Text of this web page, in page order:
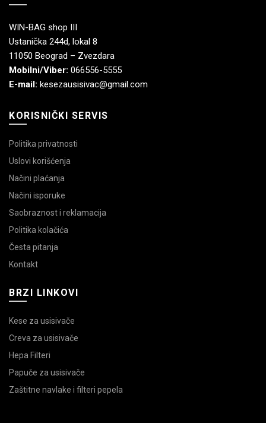
WIN-BAG shop III
Ustanička 244d, lokal 8
11050 Beograd – Zvezdara
Mobilni/Viber: 066556-5555
E-mail: kesezausisivac@gmail.com
KORISNIČKI SERVIS
Politika privatnosti
Uslovi korišćenja
Načini plaćanja
Načini isporuke
Saobraznost i reklamacija
Politika kolačića
Česta pitanja
Kontakt
BRZI LINKOVI
Kese za usisivače
Creva za usisivače
Hepa Filteri
Papuče za usisivače
Zaštitne navlake i filteri pepela